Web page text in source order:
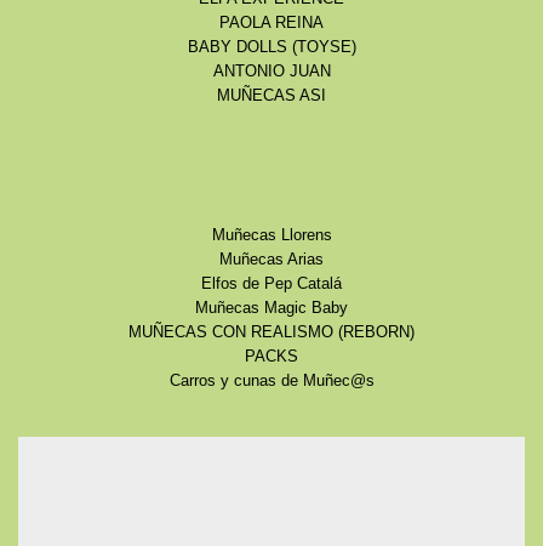
PAOLA REINA
BABY DOLLS (TOYSE)
ANTONIO JUAN
MUÑECAS ASI
Muñecas Llorens
Muñecas Arias
Elfos de Pep Catalá
Muñecas Magic Baby
MUÑECAS CON REALISMO (REBORN)
PACKS
Carros y cunas de Muñec@s